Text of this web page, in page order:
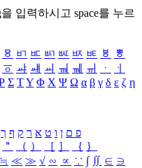
을 입력하시고 space를 누르
ㅱ ㅲ ㅳ ㅴ ㅵ ㅶ ㅷ ㅸ
ㅹ
ㆆ ㆇ ㆈ ㆉ ㆊ ㆋ ㆌ ㆍ
ㆎ
Σ ΤΥ Φ Χ Ψ Ω α β γ δ ε ζ η
פ ם ן ו ט א ר ק ף ך
＂ （ ） ［ ］ ｛ ｝
≒ ≪ ≫ √ ∽ ∝ ∵ ∫ ∬ ∈ ∋